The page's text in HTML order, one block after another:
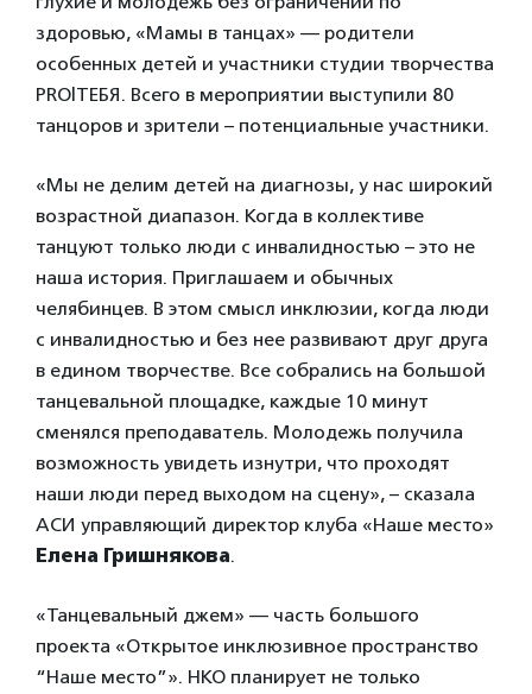
здоровью, «Мамы в танцах» — родители
особенных детей и участники студии творчества
PRO|ТЕБЯ. Всего в мероприятии выступили 80
танцоров и зрители – потенциальные участники.
«Мы не делим детей на диагнозы, у нас широкий
возрастной диапазон. Когда в коллективе
танцуют только люди с инвалидностью – это не
наша история. Приглашаем и обычных
челябинцев. В этом смысл инклюзии, когда люди
с инвалидностью и без нее развивают друг друга
в едином творчестве. Все собрались на большой
танцевальной площадке, каждые 10 минут
сменялся преподаватель. Молодежь получила
возможность увидеть изнутри, что проходят
наши люди перед выходом на сцену», – сказала
АСИ управляющий директор клуба «Наше место»
Елена Гришнякова.
«Танцевальный джем» — часть большого
проекта «Открытое инклюзивное пространство
“Наше место”». НКО планирует не только